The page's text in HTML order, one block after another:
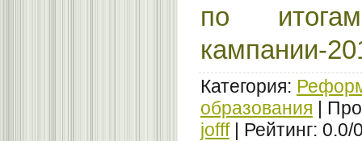
по итогам
кампании-
Категория:
образования |
jofff| Рейтинг: 0.0/